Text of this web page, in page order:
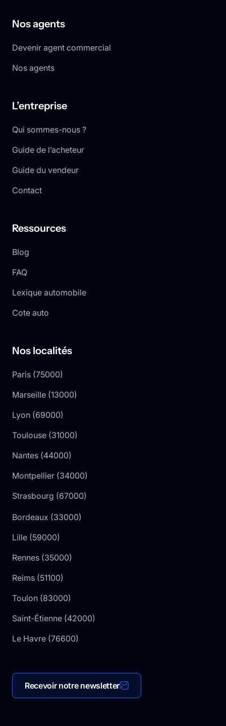
Nos agents
Devenir agent commercial
Nos agents
L’entreprise
Qui sommes-nous ?
Guide de l’acheteur
Guide du vendeur
Contact
Ressources
Blog
FAQ
Lexique automobile
Cote auto
Nos localités
Paris (75000)
Marseille (13000)
Lyon (69000)
Toulouse (31000)
Nantes (44000)
Montpellier (34000)
Strasbourg (67000)
Bordeaux (33000)
Lille (59000)
Rennes (35000)
Reims (51100)
Toulon (83000)
Saint-Étienne (42000)
Le Havre (76600)
Recevoir notre newsletter